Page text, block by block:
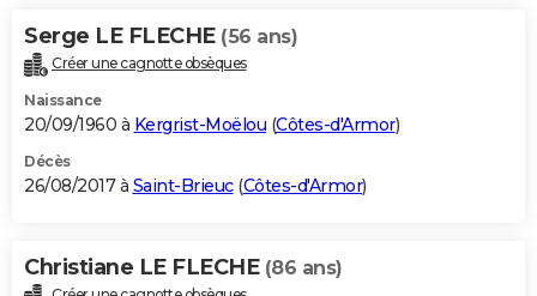
Serge LE FLECHE (56 ans)
Créer une cagnotte obsèques
Naissance
20/09/1960 à Kergrist-Moëlou (Côtes-d'Armor)
Décès
26/08/2017 à Saint-Brieuc(Côtes-d'Armor)
Christiane LE FLECHE (86 ans)